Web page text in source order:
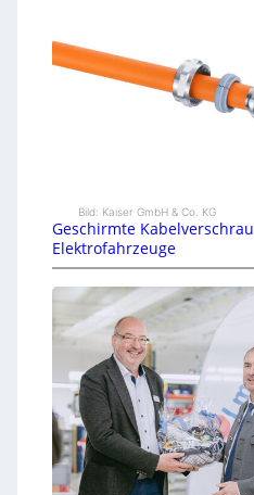
Bild: Kaiser GmbH & Co. KG
Geschirmte
Elektrofahrzeuge